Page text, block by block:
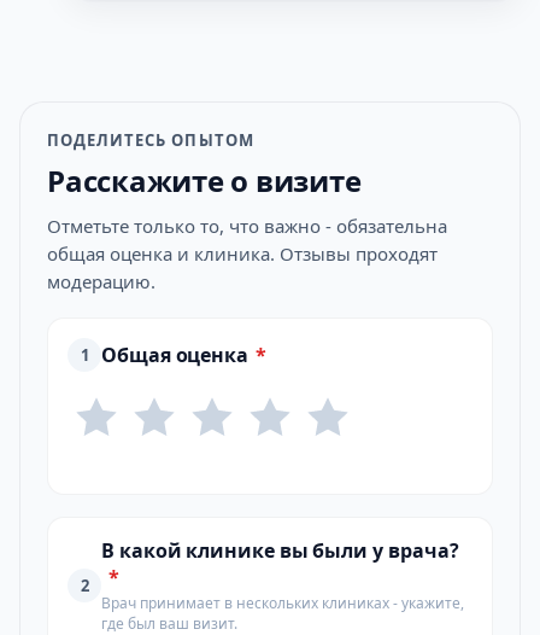
ПОДЕЛИТЕСЬ ОПЫТОМ
Расскажите о визите
Отметьте только то, что важно - обязательна
общая оценка и клиника. Отзывы проходят
модерацию.
1 Общая оценка *
2
В какой клинике вы были у врача?
*
Врач принимает в нескольких клиниках - укажите,
где был ваш визит.